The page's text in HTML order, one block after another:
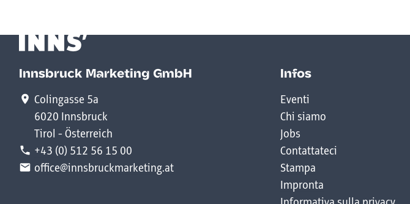
Innsbruck Marketing GmbH
Colingasse 5a
6020 Innsbruck
Tirol - Österreich
+43 (0) 512 56 15 00
office@innsbruckmarketing.at
Infos
Eventi
Chi siamo
Jobs
Contattateci
Stampa
Impronta